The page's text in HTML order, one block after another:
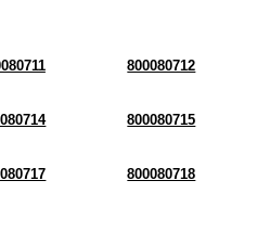
800080712
800080715
800080718